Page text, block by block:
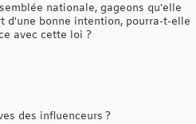
nationale, gageons qu'elle
d'une bonne intention, pourra-t-elle
avec cette loi ?
des influenceurs ?